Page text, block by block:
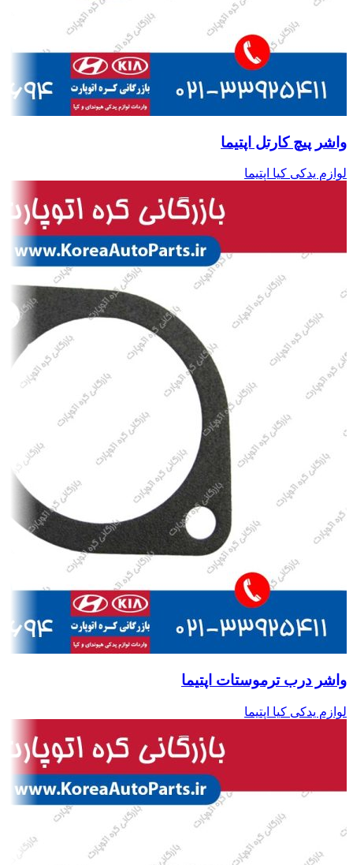
واشر پیچ کارتل اپتیما
لوازم یدکی کیا اپتیما
واشر درب ترموستات اپتیما
لوازم یدکی کیا اپتیما